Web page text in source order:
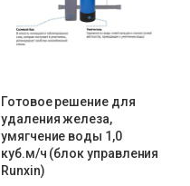
Готовое решение для
удаления железа,
умягчение воды 1,0
куб.м/ч (блок управления
Runxin)